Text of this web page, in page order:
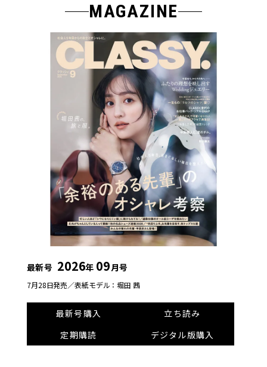
MAGAZINE
最新号 2026年 09月号
7月28日発売／表紙モデル：堀田 茜
最新号購入
立ち読み
定期購読
デジタル版購入